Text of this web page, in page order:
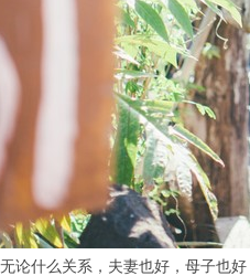
论什么关系，夫妻也好，母子也